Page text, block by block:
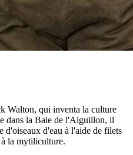
Walton, qui inventa la culture
dans la Baie de l'Aiguillon, il
d'oiseaux d'eau à l'aide de filets
la mytiliculture.